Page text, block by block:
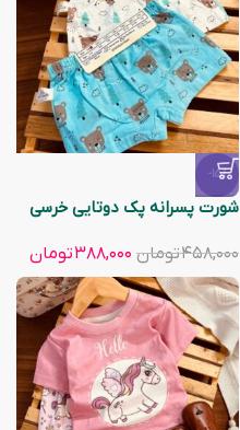
-15%
شورت پسرانه پک دوتایی خرسی
۴۵۸,۰۰۰تومان ۳۸۸,۰۰۰تومان